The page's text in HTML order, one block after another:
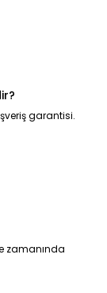
garantisi.
zamanında